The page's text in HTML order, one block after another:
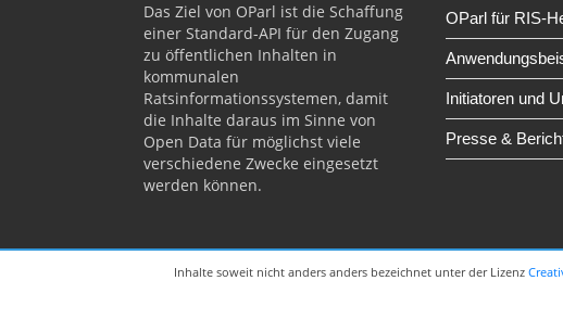
Das Ziel von OParl ist die Schaffung
einer Standard-API für den Zugang
zu öffentlichen Inhalten in
kommunalen
Ratsinformationssystemen, damit
die Inhalte daraus im Sinne von
Open Data für möglichst viele
verschiedene Zwecke eingesetzt
werden können.
OParl für RIS-
Initiatoren und
Presse &
Inhalte soweit nicht anders anders bezeichnet unter der Lizenz